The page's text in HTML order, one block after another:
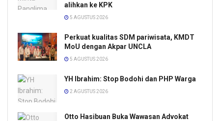
alihkan ke KPK
5 AGUSTUS 2026
Perkuat kualitas SDM pariwisata, KMDT
MoU dengan Akpar UNCLA
5 AGUSTUS 2026
YH Ibrahim: Stop Bodohi dan PHP Warga
2 AGUSTUS 2026
Otto Hasibuan Buka Wawasan Advokat